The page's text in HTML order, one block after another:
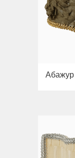
Абажур